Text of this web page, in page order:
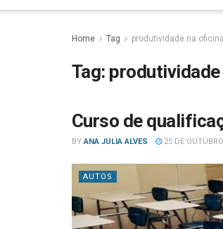
Home Tag produtividade na
Tag:
Curso de
BY ANA JULIA ALVES 25 DE
AUTOS